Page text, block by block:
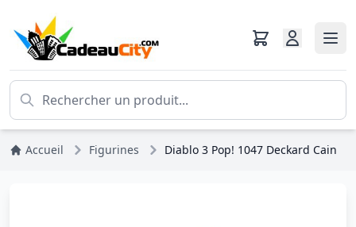
Accueil Figurines Diablo 3 Pop! 1047 Deckard Cain